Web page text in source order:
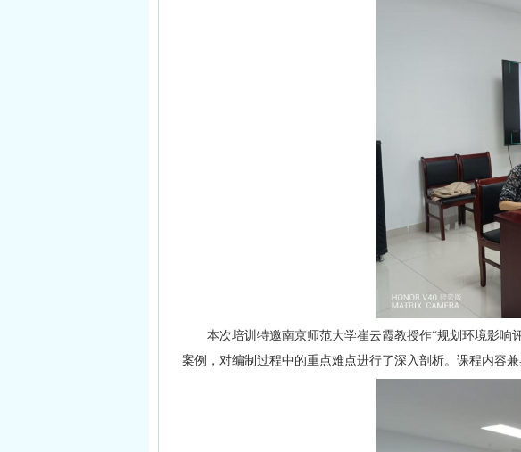
本次培训特邀南京师范大学崔云霞教授作“规划环境影
案例，对编制过程中的重点难点进行了深入剖析。课程内容